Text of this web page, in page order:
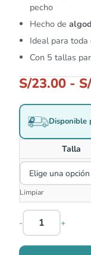
pecho
Hecho de
Ideal para toda
Con 5 tallas
S/23.00 - S/
Disponible
Talla
Limpiar
- +